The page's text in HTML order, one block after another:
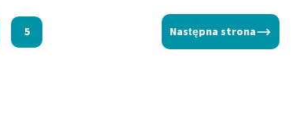
5 Następna strona